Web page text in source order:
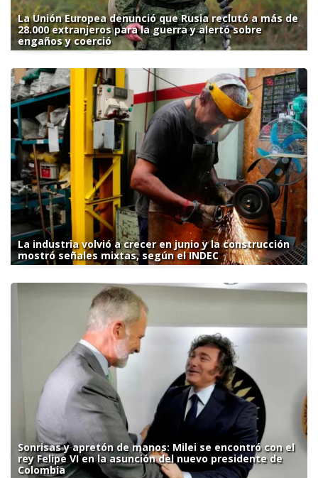
La Unión Europea denunció que Rusia reclutó a más de
28.000 extranjeros para la guerra y alertó sobre
engaños y coerció
La industria volvió a crecer en junio y la construcción
mostró señales mixtas, según el INDEC
Sonrisas y apretón de manos: Milei se encontró con el
rey Felipe VI en la asunción del nuevo presidente de
Colombia